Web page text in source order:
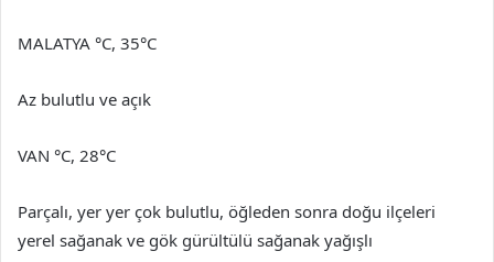
MALATYA °C, 35°C
Az bulutlu ve açık
VAN °C, 28°C
Parçalı, yer yer çok bulutlu, öğleden sonra doğu ilçeleri
yerel sağanak ve gök gürültülü sağanak yağışlı